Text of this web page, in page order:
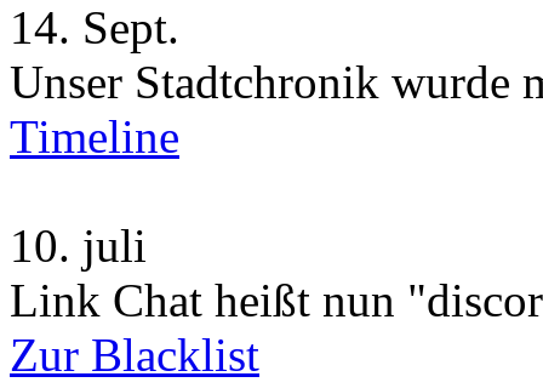
14. Sept.
Unser Stadtchronik wurde
Timeline
10. juli
Link Chat heißt nun
Zur Blacklist